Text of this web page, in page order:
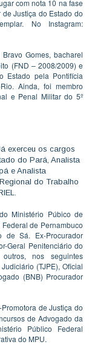
com nota 10 na fase
Justiça do Estado do
No Instagram:
Gomes, bacharel
(FND – 2008/2009) e
Estado pela Pontifícia
Ainda, foi membro
e Penal Militar do 5º
exerceu os cargos
do Pará, Analista
e Analista
do Trabalho
Ministério Púbico de
de Pernambuco
Sá. Ex-Procurador
Geral Penitenciário do
nos seguintes
(TJPE), Oficial
(BNB) Procurador
de Justiça do
de Advogado da
Público Federal
do MPU.